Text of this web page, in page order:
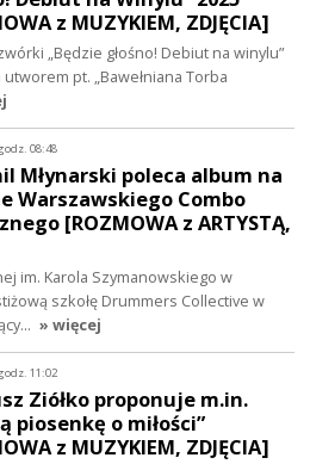
z MUZYKIEM, ZDJĘCIA]
„Będzie głośno! Debiut na winylu”
pt. „Bawełniana Torba
08:48
Młynarski poleca album na
Warszawskiego Combo
[ROZMOWA z ARTYSTĄ,
im. Karola Szymanowskiego w
szkołę Drummers Collective w
» więcej
11:02
Ziółko proponuje m.in.
piosenkę o miłości”
z MUZYKIEM, ZDJĘCIA]